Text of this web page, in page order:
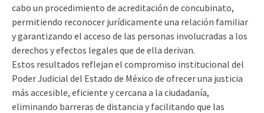
cabo un procedimiento de acreditación de concubinato,
permitiendo reconocer jurídicamente una relación familiar
y garantizando el acceso de las personas involucradas a los
derechos y efectos legales que de ella derivan.
Estos resultados reflejan el compromiso institucional del
Poder Judicial del Estado de México de ofrecer una justicia
más accesible, eficiente y cercana a la ciudadanía,
eliminando barreras de distancia y facilitando que las